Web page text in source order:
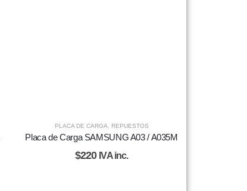
PLACA DE CARGA REPUESTOS
Placa de Carga SAMSUNG A03 / A035M
$220 IVA inc.